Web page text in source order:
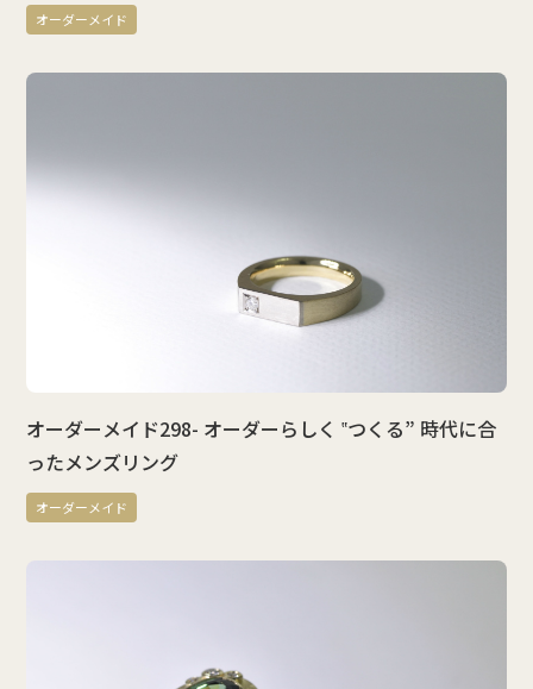
オーダーメイド
オーダーメイド298- オーダーらしく ‟つくる” 時代に合
ったメンズリング
オーダーメイド